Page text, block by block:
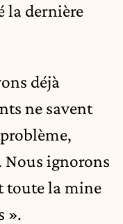
la dernière
déjà
ne savent
Nous ignorons
toute la mine
».